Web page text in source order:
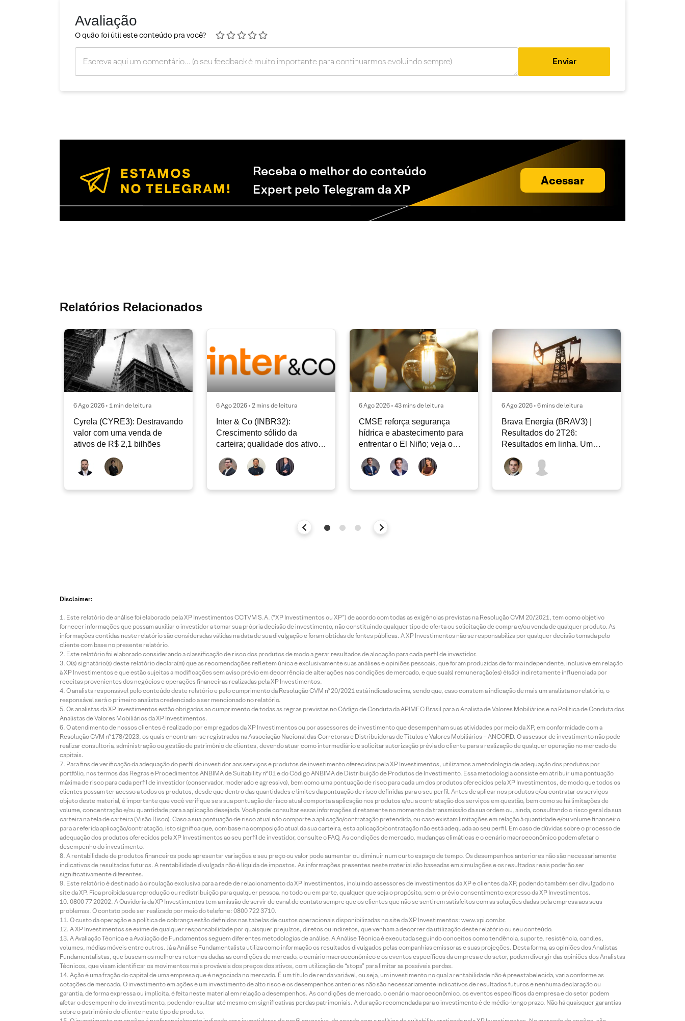
Avaliação
O quão foi útil este conteúdo pra você?
Enviar
Receba o melhor do conteúdo
Expert pelo Telegram da XP
Acessar
Relatórios Relacionados
6 Ago 2026 • 1 min de leitura
Cyrela (CYRE3): Destravando
valor com uma venda de
ativos de R$ 2,1 bilhões
6 Ago 2026 • 2 mins de leitura
Inter & Co (INBR32):
Crescimento sólido da
carteira; qualidade dos ativos
continua sendo o principal
debate
6 Ago 2026 • 43 mins de leitura
CMSE reforça segurança
hídrica e abastecimento para
enfrentar o El Niño; veja o
Radar Energia XP | Agosto
6 Ago 2026 • 6 mins de leitura
Brava Energia (BRAV3) |
Resultados do 2T26:
Resultados em linha. Um
novo capítulo à frente
Disclaimer:
Este relatório de análise foi elaborado pela XP Investimentos CCTVM S.A. (“XP Investimentos ou XP”) de acordo com todas as exigências previstas na Resolução CVM 20/2021, tem como objetivo
fornecer informações que possam auxiliar o investidor a tomar sua própria decisão de investimento, não constituindo qualquer tipo de oferta ou solicitação de compra e/ou venda de qualquer produto. As
informações contidas neste relatório são consideradas válidas na data de sua divulgação e foram obtidas de fontes públicas. A XP Investimentos não se responsabiliza por qualquer decisão tomada pelo
cliente com base no presente relatório.
Este relatório foi elaborado considerando a classificação de risco dos produtos de modo a gerar resultados de alocação para cada perfil de investidor.
O(s) signatário(s) deste relatório declara(m) que as recomendações refletem única e exclusivamente suas análises e opiniões pessoais, que foram produzidas de forma independente, inclusive em relação
à XP Investimentos e que estão sujeitas a modificações sem aviso prévio em decorrência de alterações nas condições de mercado, e que sua(s) remuneração(es) é(são) indiretamente influenciada por
receitas provenientes dos negócios e operações financeiras realizadas pela XP Investimentos.
O analista responsável pelo conteúdo deste relatório e pelo cumprimento da Resolução CVM nº 20/2021 está indicado acima, sendo que, caso constem a indicação de mais um analista no relatório, o
responsável será o primeiro analista credenciado a ser mencionado no relatório.
Os analistas da XP Investimentos estão obrigados ao cumprimento de todas as regras previstas no Código de Conduta da APIMEC Brasil para o Analista de Valores Mobiliários e na Política de Conduta dos
Analistas de Valores Mobiliários da XP Investimentos.
O atendimento de nossos clientes é realizado por empregados da XP Investimentos ou por assessores de investimento que desempenham suas atividades por meio da XP, em conformidade com a
Resolução CVM nº 178/2023, os quais encontram-se registrados na Associação Nacional das Corretoras e Distribuidoras de Títulos e Valores Mobiliários – ANCORD. O assessor de investimento não pode
realizar consultoria, administração ou gestão de patrimônio de clientes, devendo atuar como intermediário e solicitar autorização prévia do cliente para a realização de qualquer operação no mercado de
capitais.
Para fins de verificação da adequação do perfil do investidor aos serviços e produtos de investimento oferecidos pela XP Investimentos, utilizamos a metodologia de adequação dos produtos por
portfólio, nos termos das Regras e Procedimentos ANBIMA de Suitability nº 01 e do Código ANBIMA de Distribuição de Produtos de Investimento. Essa metodologia consiste em atribuir uma pontuação
máxima de risco para cada perfil de investidor (conservador, moderado e agressivo), bem como uma pontuação de risco para cada um dos produtos oferecidos pela XP Investimentos, de modo que todos os
clientes possam ter acesso a todos os produtos, desde que dentro das quantidades e limites da pontuação de risco definidas para o seu perfil. Antes de aplicar nos produtos e/ou contratar os serviços
objeto deste material, é importante que você verifique se a sua pontuação de risco atual comporta a aplicação nos produtos e/ou a contratação dos serviços em questão, bem como se há limitações de
volume, concentração e/ou quantidade para a aplicação desejada. Você pode consultar essas informações diretamente no momento da transmissão da sua ordem ou, ainda, consultando o risco geral da sua
carteira na tela de carteira (Visão Risco). Caso a sua pontuação de risco atual não comporte a aplicação/contratação pretendida, ou caso existam limitações em relação à quantidade e/ou volume financeiro
para a referida aplicação/contratação, isto significa que, com base na composição atual da sua carteira, esta aplicação/contratação não está adequada ao seu perfil. Em caso de dúvidas sobre o processo de
adequação dos produtos oferecidos pela XP Investimentos ao seu perfil de investidor, consulte o FAQ. As condições de mercado, mudanças climáticas e o cenário macroeconômico podem afetar o
desempenho do investimento.
A rentabilidade de produtos financeiros pode apresentar variações e seu preço ou valor pode aumentar ou diminuir num curto espaço de tempo. Os desempenhos anteriores não são necessariamente
indicativos de resultados futuros. A rentabilidade divulgada não é líquida de impostos. As informações presentes neste material são baseadas em simulações e os resultados reais poderão ser
significativamente diferentes.
Este relatório é destinado à circulação exclusiva para a rede de relacionamento da XP Investimentos, incluindo assessores de investimentos da XP e clientes da XP, podendo também ser divulgado no
site da XP. Fica proibida sua reprodução ou redistribuição para qualquer pessoa, no todo ou em parte, qualquer que seja o propósito, sem o prévio consentimento expresso da XP Investimentos.
0800 77 20202. A Ouvidoria da XP Investimentos tem a missão de servir de canal de contato sempre que os clientes que não se sentirem satisfeitos com as soluções dadas pela empresa aos seus
problemas. O contato pode ser realizado por meio do telefone: 0800 722 3710.
O custo da operação e a política de cobrança estão definidos nas tabelas de custos operacionais disponibilizadas no site da XP Investimentos: www.xpi.com.br.
A XP Investimentos se exime de qualquer responsabilidade por quaisquer prejuízos, diretos ou indiretos, que venham a decorrer da utilização deste relatório ou seu conteúdo.
A Avaliação Técnica e a Avaliação de Fundamentos seguem diferentes metodologias de análise. A Análise Técnica é executada seguindo conceitos como tendência, suporte, resistência, candles,
volumes, médias móveis entre outros. Já a Análise Fundamentalista utiliza como informação os resultados divulgados pelas companhias emissoras e suas projeções. Desta forma, as opiniões dos Analistas
Fundamentalistas, que buscam os melhores retornos dadas as condições de mercado, o cenário macroeconômico e os eventos específicos da empresa e do setor, podem divergir das opiniões dos Analistas
Técnicos, que visam identificar os movimentos mais prováveis dos preços dos ativos, com utilização de “stops” para limitar as possíveis perdas.
Ação é uma fração do capital de uma empresa que é negociada no mercado. É um título de renda variável, ou seja, um investimento no qual a rentabilidade não é preestabelecida, varia conforme as
cotações de mercado. O investimento em ações é um investimento de alto risco e os desempenhos anteriores não são necessariamente indicativos de resultados futuros e nenhuma declaração ou
garantia, de forma expressa ou implícita, é feita neste material em relação a desempenhos. As condições de mercado, o cenário macroeconômico, os eventos específicos da empresa e do setor podem
afetar o desempenho do investimento, podendo resultar até mesmo em significativas perdas patrimoniais. A duração recomendada para o investimento é de médio-longo prazo. Não há quaisquer garantias
sobre o patrimônio do cliente neste tipo de produto.